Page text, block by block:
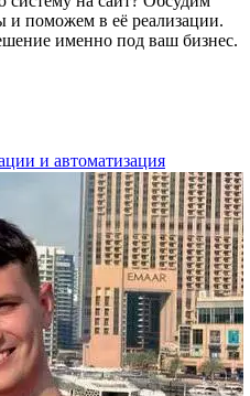
и поможем в её реализации.
именно под ваш бизнес.
и автоматизация